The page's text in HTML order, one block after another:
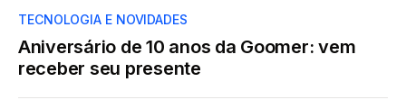
TECNOLOGIA E NOVIDADES
Aniversário de 10 anos da Goomer: vem
receber seu presente